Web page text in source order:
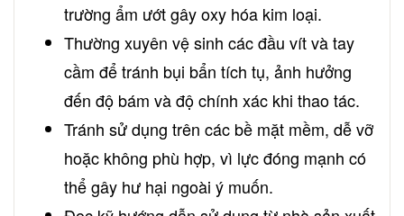
trường ẩm ướt gây oxy hóa kim loại.
Thường xuyên vệ sinh các đầu vít và tay
cầm để tránh bụi bẩn tích tụ, ảnh hưởng
đến độ bám và độ chính xác khi thao tác.
Tránh sử dụng trên các bề mặt mềm, dễ vỡ
hoặc không phù hợp, vì lực đóng mạnh có
thể gây hư hại ngoài ý muốn.